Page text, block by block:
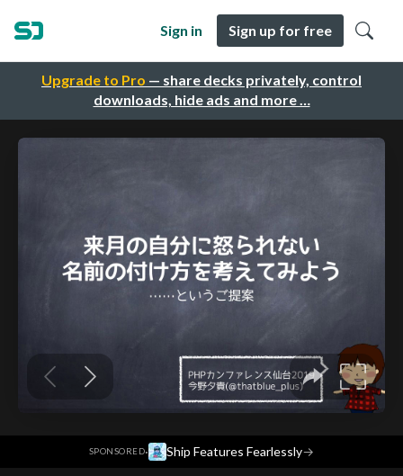
Upgrade to Pro — share decks privately, control
downloads, hide ads and more …
Sign in Sign up for free
SPONSORED· Ship Features Fearlessly→